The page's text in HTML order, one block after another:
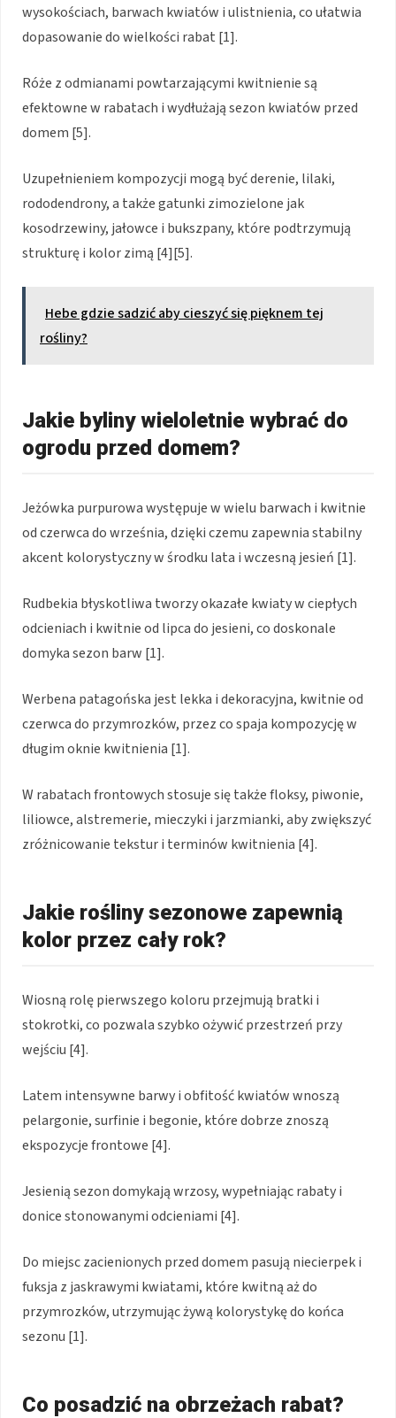
wysokościach, barwach kwiatów i ulistnienia, co ułatwia
dopasowanie do wielkości rabat [1].
Róże z odmianami powtarzającymi kwitnienie są
efektowne w rabatach i wydłużają sezon kwiatów przed
domem [5].
Uzupełnieniem kompozycji mogą być derenie, lilaki,
rododendrony, a także gatunki zimozielone jak
kosodrzewiny, jałowce i bukszpany, które podtrzymują
strukturę i kolor zimą [4][5].
Hebe gdzie sadzić aby cieszyć się pięknem tej
rośliny?
Jakie byliny wieloletnie wybrać do
ogrodu przed domem?
Jeżówka purpurowa występuje w wielu barwach i kwitnie
od czerwca do września, dzięki czemu zapewnia stabilny
akcent kolorystyczny w środku lata i wczesną jesień [1].
Rudbekia błyskotliwa tworzy okazałe kwiaty w ciepłych
odcieniach i kwitnie od lipca do jesieni, co doskonale
domyka sezon barw [1].
Werbena patagońska jest lekka i dekoracyjna, kwitnie od
czerwca do przymrozków, przez co spaja kompozycję w
długim oknie kwitnienia [1].
W rabatach frontowych stosuje się także floksy, piwonie,
liliowce, alstremerie, mieczyki i jarzmianki, aby zwiększyć
zróżnicowanie tekstur i terminów kwitnienia [4].
Jakie rośliny sezonowe zapewnią
kolor przez cały rok?
Wiosną rolę pierwszego koloru przejmują bratki i
stokrotki, co pozwala szybko ożywić przestrzeń przy
wejściu [4].
Latem intensywne barwy i obfitość kwiatów wnoszą
pelargonie, surfinie i begonie, które dobrze znoszą
ekspozycje frontowe [4].
Jesienią sezon domykają wrzosy, wypełniając rabaty i
donice stonowanymi odcieniami [4].
Do miejsc zacienionych przed domem pasują niecierpek i
fuksja z jaskrawymi kwiatami, które kwitną aż do
przymrozków, utrzymując żywą kolorystykę do końca
sezonu [1].
Co posadzić na obrzeżach rabat?